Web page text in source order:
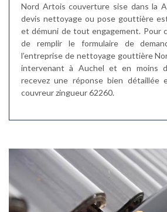
Nord Artois couverture sise dans la
devis nettoyage ou pose gouttière
et démuni de tout engagement. Pour
de remplir le formulaire de
l’entreprise de nettoyage gouttière
intervenant à Auchel et en moins
recevez une réponse bien détaillée
couvreur zingueur 62260.